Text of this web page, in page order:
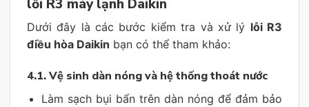
lỗi R3 máy lạnh Daikin
Dưới đây là các bước kiểm tra và xử lý lỗi R3
điều hòa Daikin bạn có thể tham khảo:
4.1. Vệ sinh dàn nóng và hệ thống thoát nước
Làm sạch bụi bẩn trên dàn nóng để đảm bảo